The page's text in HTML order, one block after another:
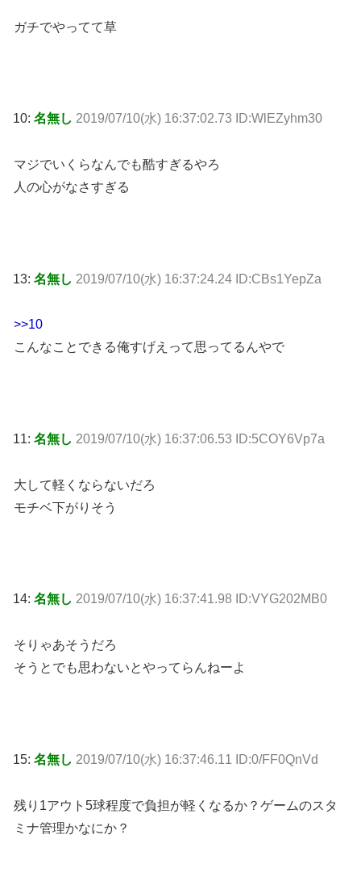
ガチでやってて草
10: 名無し 2019/07/10(水) 16:37:02.73 ID:WlEZyhm30
マジでいくらなんでも酷すぎるやろ
人の心がなさすぎる
13: 名無し 2019/07/10(水) 16:37:24.24 ID:CBs1YepZa
>>10
こんなことできる俺すげえって思ってるんやで
11: 名無し 2019/07/10(水) 16:37:06.53 ID:5COY6Vp7a
大して軽くならないだろ
モチベ下がりそう
14: 名無し 2019/07/10(水) 16:37:41.98 ID:VYG202MB0
そりゃあそうだろ
そうとでも思わないとやってらんねーよ
15: 名無し 2019/07/10(水) 16:37:46.11 ID:0/FF0QnVd
残り1アウト5球程度で負担が軽くなるか？ゲームのスタ
ミナ管理かなにか？